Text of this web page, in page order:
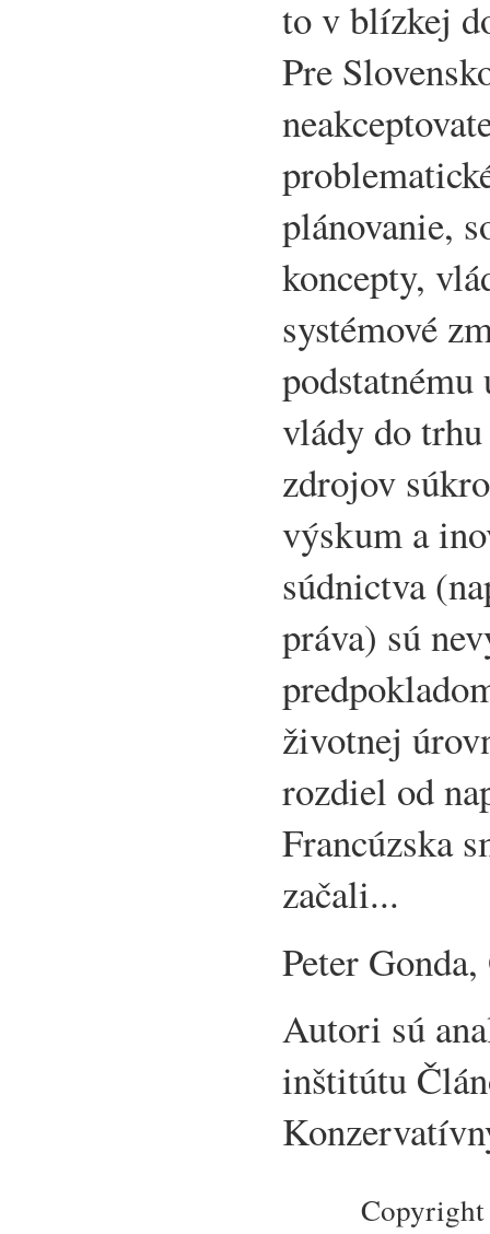
to v blízkej
Pre
plánovanie,
koncepty,
systémové
podstatnému
vlády do
zdrojov
výskum a
súdnictva
práva) sú
životnej
rozdiel od
Francúzska
začali...
Peter
Autori sú
inštitútu